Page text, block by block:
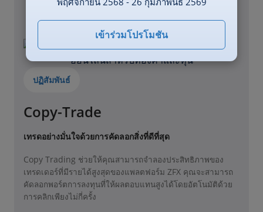
เข้าร่วมโปรโมชัน
สำรวจ
ปฏิสัมพันธ์
Copy-Trade
เทรดอย่างมั่นใจด้วยการคัดลอกสิ่งที่ดีที่สุด
Copy Trading ช่วยให้คุณสามารถจำลองประสิทธิภาพของ
เทรดเดอร์ที่มีรายได้สูงสุดของแพลตฟอร์ม ZFX คุณจะสามารถ
คัดลอกพอร์ตการลงทุนที่ให้ผลตอบแทนสูงได้โดยอัตโนมัติด้วย
การคลิกเพียงไม่กี่ครั้ง